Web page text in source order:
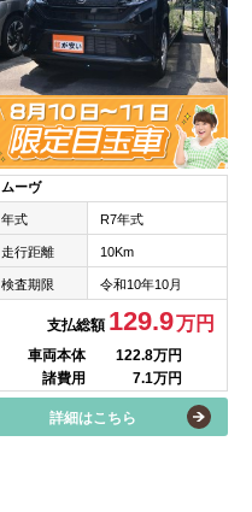
ムーヴ
年式 R7年式
走行距離 10Km
検査期限 令和10年10月
支払総額 129.9万円
車両本体
122.8万円
諸費用
7.1万円
詳細はこちら